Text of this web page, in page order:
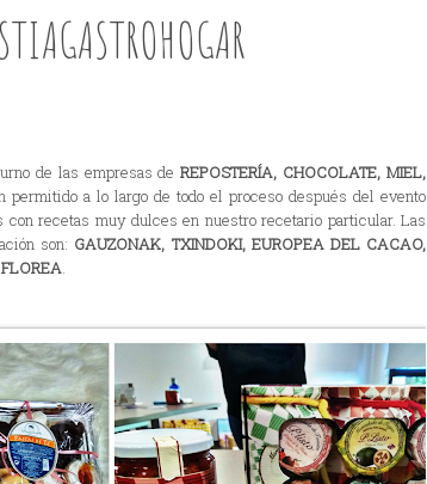
de las empresas deREPOSTERÍA, CHOCOLATE, MIEL,
permitido a lo largo de todo el proceso después del evento
con recetas muy dulces en nuestro recetario particular. Las
son: GAUZONAK, TXINDOKI, EUROPEA DEL CACAO,
.